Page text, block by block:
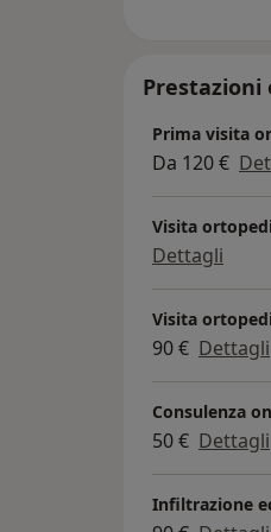
Prestazioni
Prima visita
Da 120 €
Visita
Dettagli
Visita
90 € Dettagli
Consulenza
50 € Dettagli
Infiltrazione